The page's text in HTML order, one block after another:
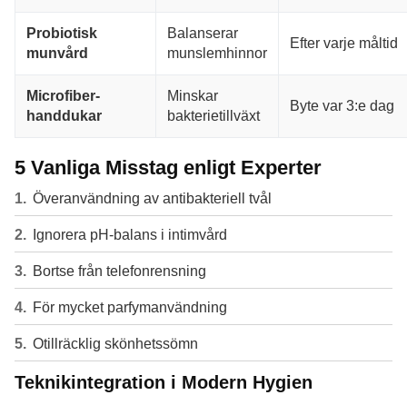
Probiotisk
munvård
Balanserar
munslemhinnor
Efter varje måltid
Microfiber-
handdukar
Minskar
bakterietillväxt
Byte var 3:e dag
5 Vanliga Misstag enligt Experter
Överanvändning av antibakteriell tvål
Ignorera pH-balans i intimvård
Bortse från telefonrensning
För mycket parfymanvändning
Otillräcklig skönhetssömn
Teknikintegration i Modern Hygien